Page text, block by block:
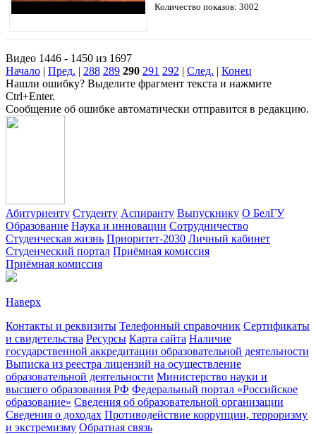
Количество показов: 3002
Видео 1446 - 1450 из 1697
Начало | Пред. | 288 289 290 291 292 | След. | Конец
Нашли ошибку? Выделите фрагмент текста и нажмите
Ctrl+Enter.
Сообщение об ошибке автоматически отправится в редакцию.
Абитуриенту Студенту Аспиранту Выпускнику О БелГУ
Образование Наука и инновации Сотрудничество
Студенческая жизнь Приоритет-2030 Личный кабинет
Студенческий портал Приёмная комиссия
Приёмная комиссия
Наверх
Контакты и реквизиты Телефонный справочник Сертификаты
и свидетельства Ресурсы Карта сайта Наличие
государственной аккредитации образовательной деятельности
Выписка из реестра лицензий на осуществление
образовательной деятельности Министерствo науки и
высшего образования РФ Федеральный портал «Российское
образование» Сведения об образовательной организации
Сведения о доходах Противодействие коррупции, терроризму
и экстремизму Обратная связь